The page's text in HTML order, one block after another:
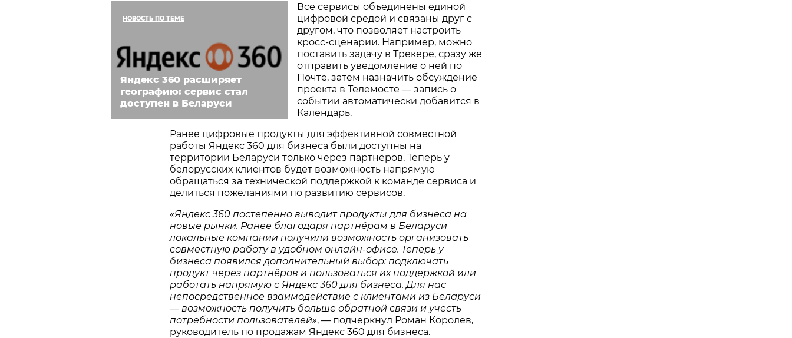
НОВОСТЬ ПО ТЕМЕ
Яндекс 360 расширяет
географию: сервис стал
доступен в Беларуси
Все сервисы объединены единой
цифровой средой и связаны друг с
другом, что позволяет настроить
кросс-сценарии. Например, можно
поставить задачу в Трекере, сразу же
отправить уведомление о ней по
Почте, затем назначить обсуждение
проекта в Телемосте — запись о
событии автоматически добавится в
Календарь.
Ранее цифровые продукты для эффективной совместной
работы Яндекс 360 для бизнеса были доступны на
территории Беларуси только через партнёров. Теперь у
белорусских клиентов будет возможность напрямую
обращаться за технической поддержкой к команде сервиса и
делиться пожеланиями по развитию сервисов.
«Яндекс 360 постепенно выводит продукты для бизнеса на
новые рынки. Ранее благодаря партнёрам в Беларуси
локальные компании получили возможность организовать
совместную работу в удобном онлайн-офисе. Теперь у
бизнеса появился дополнительный выбор: подключать
продукт через партнёров и пользоваться их поддержкой или
работать напрямую с Яндекс 360 для бизнеса. Для нас
непосредственное взаимодействие с клиентами из Беларуси
— возможность получить больше обратной связи и учесть
потребности пользователей», — подчеркнул Роман Королев,
руководитель по продажам Яндекс 360 для бизнеса.